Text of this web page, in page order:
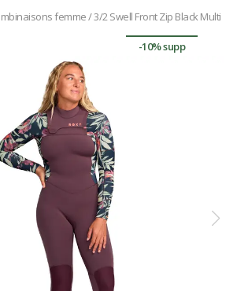
femme/3/2 Swell Front Zip Black Multi
-10% supp